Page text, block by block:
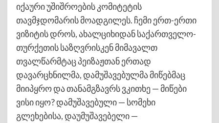
იქაური უშიშროების კომიტეტის
თავმჯდომარის მოადგილეს. ჩემი ერთ-ერთი
ვიზიტის დროს, ახალციხიდან საქართველო-
თურქეთის საზღვრისკენ მიმავალთ
თვალწარმტაც პეიზაჟთან ერთად
დავარცხნილმა, დამუშავებულმა მიწებმაც
მიიპყრო და თანამგზავრს ვკითხე — მიწები
ვისი იყო? დამუშავებული — სომეხი
გლეხებისა, დაუმუშავებელი —